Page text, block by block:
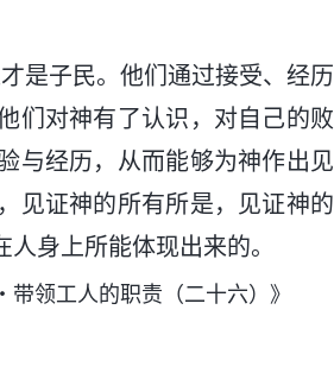
是子民。他们通过接受、经历
们对神有了认识，对自己的败
与经历，从而能够为神作出见
见证神的所有所是，见证神的
身上所能体现出来的。
领工人的职责（二十六）》